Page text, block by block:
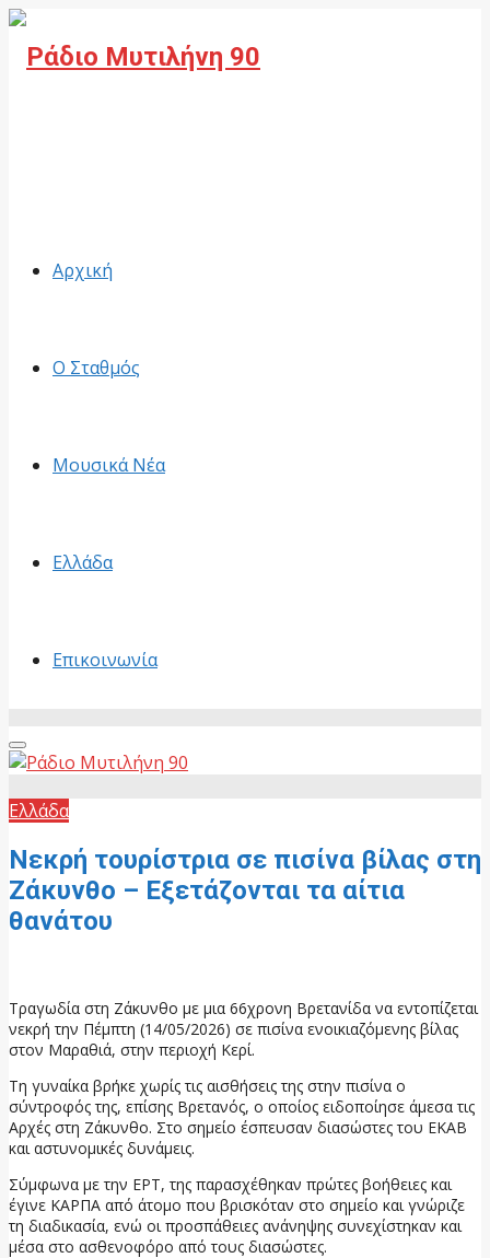
Αρχική
Ο Σταθμός
Μουσικά Νέα
Ελλάδα
Επικοινωνία
Primary
Menu
Ελλάδα
Νεκρή τουρίστρια σε πισίνα βίλας στη
Ζάκυνθο – Εξετάζονται τα αίτια
θανάτου
Τραγωδία στη Ζάκυνθο με μια 66χρονη Βρετανίδα να εντοπίζεται
νεκρή την Πέμπτη (14/05/2026) σε πισίνα ενοικιαζόμενης βίλας
στον Μαραθιά, στην περιοχή Κερί.
Τη γυναίκα βρήκε χωρίς τις αισθήσεις της στην πισίνα ο
σύντροφός της, επίσης Βρετανός, ο οποίος ειδοποίησε άμεσα τις
Αρχές στη Ζάκυνθο. Στο σημείο έσπευσαν διασώστες του ΕΚΑΒ
και αστυνομικές δυνάμεις.
Σύμφωνα με την ΕΡΤ, της παρασχέθηκαν πρώτες βοήθειες και
έγινε ΚΑΡΠΑ από άτομο που βρισκόταν στο σημείο και γνώριζε
τη διαδικασία, ενώ οι προσπάθειες ανάνηψης συνεχίστηκαν και
μέσα στο ασθενοφόρο από τους διασώστες.